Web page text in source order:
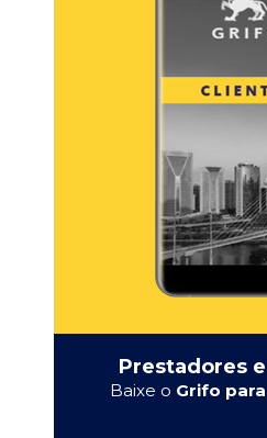
Prestadores
Baixe o Grifo